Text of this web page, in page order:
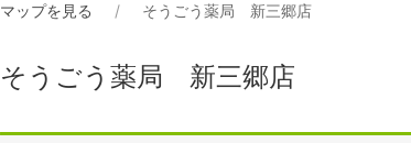
マップを見る そうごう薬局 新三郷店
そうごう薬局 新三郷店